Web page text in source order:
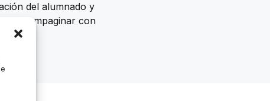
del alumnado y
compaginar con